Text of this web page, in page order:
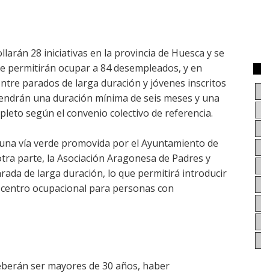
28 iniciativas en la provincia de Huesca y se
permitirán ocupar a 84 desempleados, y en
parados de larga duración y jóvenes inscritos
una duración mínima de seis meses y una
según el convenio colectivo de referencia.
vía verde promovida por el Ayuntamiento de
parte, la Asociación Aragonesa de Padres y
de larga duración, lo que permitirá introducir
ocupacional para personas con
ser mayores de 30 años, haber